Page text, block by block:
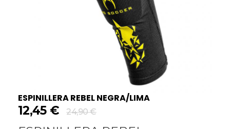
ESPINILLERA REBEL NEGRA/LIMA
12,45 € 24,90€